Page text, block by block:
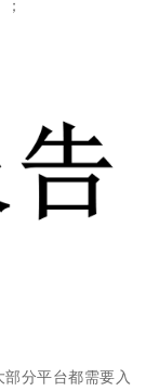
分平台都需要入